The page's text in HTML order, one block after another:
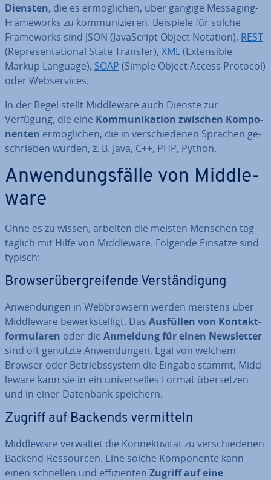
Diensten, die es er­mög­li­chen, über gängige Messaging-
Frame­works zu kom­mu­ni­zie­ren. Beispiele für solche
Frame­works sind JSON (Ja­va­Script Object Notation), REST
(Re­pre­sen­ta­tio­nal State Transfer), XML(Ex­ten­si­ble
Markup Language), SOAP (Simple Object Access Protocol)
oder Web­ser­vices.
In der Regel stellt Midd­le­wa­re auch Dienste zur
Verfügung, die eine Kom­mu­ni­ka­ti­on zwischen Kom­po­
nen­ten er­mög­li­chen, die in ver­schie­de­nen Sprachen ge­
schrie­ben wurden, z. B. Java, C++, PHP, Python.
An­wen­dungs­fäl­le von Midd­le­
wa­re
Ohne es zu wissen, arbeiten die meisten Menschen tag­
täg­lich mit Hilfe von Midd­le­wa­re. Folgende Einsätze sind
typisch:
Brow­se­r­ü­ber­grei­fen­de Ver­stän­di­gung
An­wen­dun­gen in Web­brow­sern werden meistens über
Midd­le­wa­re be­werk­stel­ligt. Das Ausfüllen von Kon­takt­
for­mu­la­ren oder die Anmeldung für einen News­let­ter
sind oft genutzte An­wen­dun­gen. Egal von welchem
Browser oder Be­triebs­sys­tem die Eingabe stammt, Midd­
le­wa­re kann sie in ein uni­ver­sel­les Format über­set­zen
und in einer Datenbank speichern.
Zugriff auf Backends ver­mit­teln
Midd­le­wa­re verwaltet die Kon­nek­ti­vi­tät zu ver­schie­de­nen
Backend-Res­sour­cen. Eine solche Kom­po­nen­te kann
einen schnellen und ef­fi­zi­en­ten Zugriff auf eine